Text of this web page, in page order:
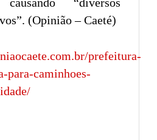
(Opinião – Caeté)
prefeitura-
para-caminhoes-